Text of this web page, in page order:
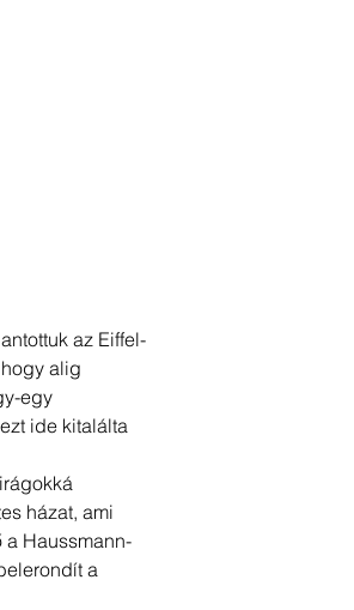
az Eiffel-
alig
egy
ide kitalálta
házat, ami
a Haussmann-
a